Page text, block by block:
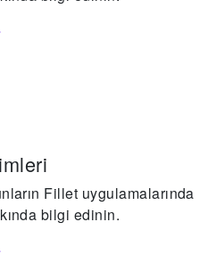
Fillet uygulamalarında
bilgi edinin.